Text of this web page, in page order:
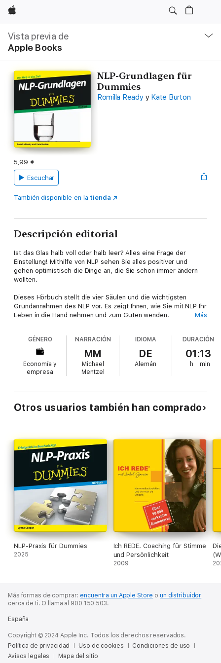
Apple
Vista previa de
Apple Books
local
Abrir
menú
NLP-Grundlagen für
Dummies
Romilla Ready y Kate Burton
5,99 €
Escuchar
También disponible en la tienda
Descripción editorial
Ist das Glas halb voll oder halb leer? Alles eine Frage der
Einstellung! Mithilfe von NLP sehen Sie alles positiver und
gehen optimistisch die Dinge an, die Sie schon immer ändern
wollten.
Dieses Hörbuch stellt die vier Säulen und die wichtigsten
Grundannahmen des NLP vor. Es zeigt Ihnen, wie Sie mit NLP Ihr
Leben in die Hand nehmen und zum Guten wenden.
Was Neuro-Linguistisches Programmieren eigentlich ist
Wie NLP Ihr Handeln positiv beeinflussen kann
Wie Sie dank NLP die Kommunikation mit anderen verbessern
Más
GÉNERO
Economía y
empresa
NARRACIÓN
MM
Michael
Mentzel
IDIOMA
DE
Alemán
DURACIÓN
01:13
h min
Otros usuarios también han comprado
NLP-Praxis für Dummies
2025
Ich REDE. Coaching für Stimme
und Persönlichkeit
2009
Más formas de comprar: encuentra un Apple Store oun distribuidor
cerca de ti. O llama al 900 150 503.
España
Copyright © 2024 Apple Inc. Todos los derechos reservados.
Política de privacidad
Uso de cookies
Condiciones de uso
Avisos legales
Mapa del sitio